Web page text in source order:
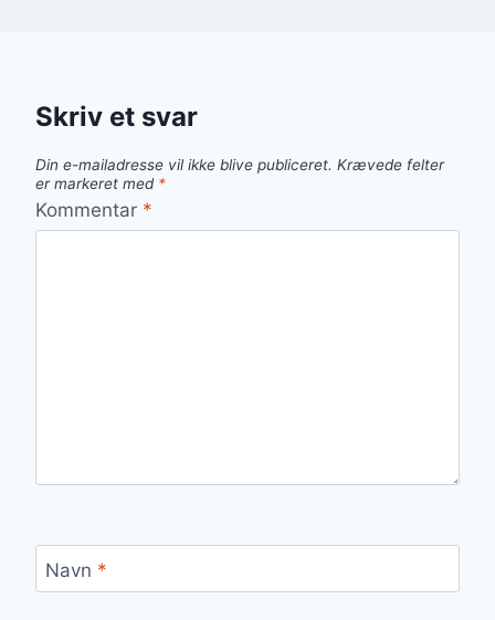
Skriv et svar
Din e-mailadresse vil ikke blive publiceret. Krævede felter
er markeret med *
Kommentar *
Navn *